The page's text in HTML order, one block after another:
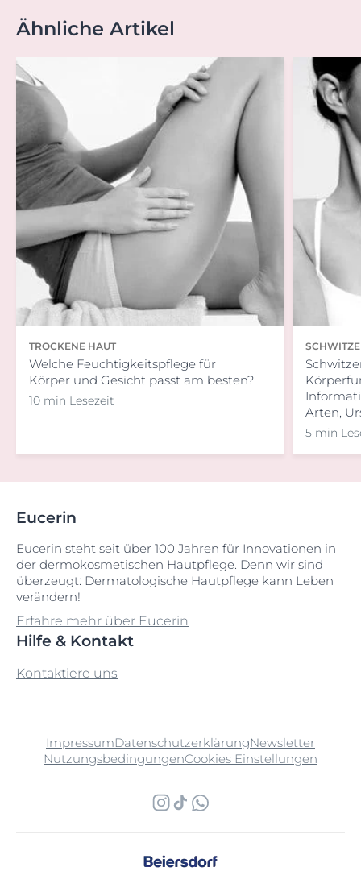
Ähnliche Artikel
TROCKENE HAUT
Welche Feuchtigkeitspflege für
Körper und Gesicht passt am besten?
10 min Lesezeit
Arten,
5 min
Eucerin
Eucerin steht seit über 100 Jahren für Innovationen in
der dermokosmetischen Hautpflege. Denn wir sind
überzeugt: Dermatologische Hautpflege kann Leben
verändern!
Erfahre mehr über Eucerin
Hilfe & Kontakt
Kontaktiere uns
ImpressumDatenschutzerklärungNewsletter
NutzungsbedingungenCookies Einstellungen